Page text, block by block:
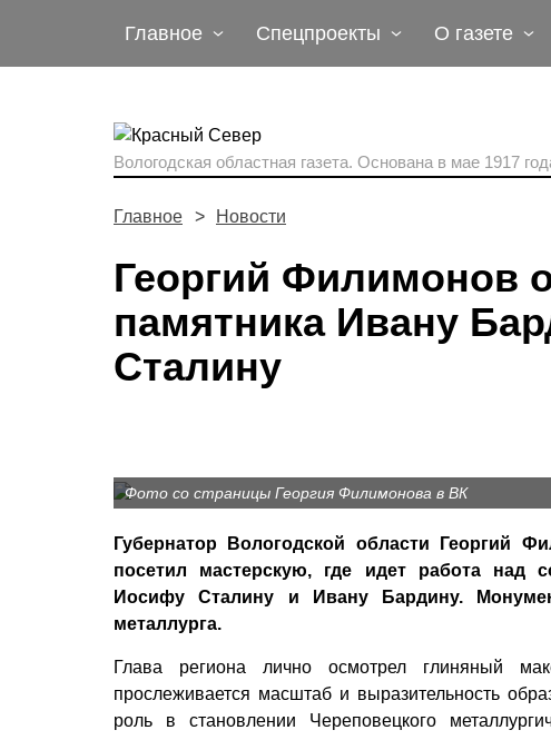
Главное Спецпроекты О газете
Вологодская областная газета. Основана в мае 1917
Главное Новости
Георгий Филимонов
памятника Ивану
Сталину
Фото со страницы Георгия Филимонова в ВК
Губернатор Вологодской области Георгий
посетил мастерскую, где идет работа над
Иосифу Сталину и Ивану Бардину.
металлурга.
Глава региона лично осмотрел глиняный
прослеживается масштаб и выразительность
роль в становлении Череповецкого